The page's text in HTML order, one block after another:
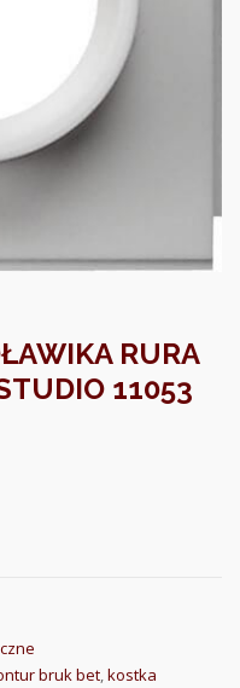
RURA
11053
bruk bet,kostka